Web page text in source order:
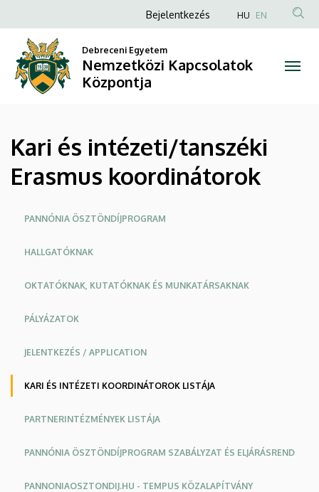
és
intézeti/tanszéki
Erasmus
koordinátorok
Nemzetközi
Kapcsolatok
Központja
a
tartalomra
Anonim
fiók
menüje
Bejelentkezés HU EN
Debreceni Egyetem
Nemzetközi Kapcsolatok
Központja
Kari és intézeti/tanszéki
Erasmus koordinátorok
Oldalmenü
PANNÓNIA ÖSZTÖNDÍJPROGRAM
HALLGATÓKNAK
OKTATÓKNAK, KUTATÓKNAK ÉS MUNKATÁRSAKNAK
PÁLYÁZATOK
JELENTKEZÉS / APPLICATION
KARI ÉS INTÉZETI KOORDINÁTOROK LISTÁJA
PARTNERINTÉZMÉNYEK LISTÁJA
PANNÓNIA ÖSZTÖNDÍJPROGRAM SZABÁLYZAT ÉS ELJÁRÁSREND
PANNONIAOSZTONDIJ.HU - TEMPUS KÖZALAPÍTVÁNY